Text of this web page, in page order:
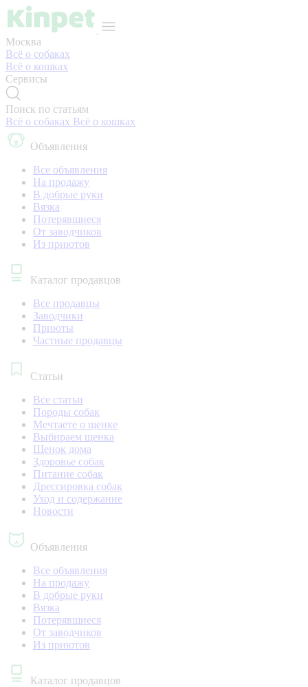
Москва
Всё о собаках
Всё о кошках
Сервисы
Поиск по статьям
Всё о собаках Всё о кошках
Объявления
Все объявления
На продажу
В добрые руки
Вязка
Потерявшиеся
От заводчиков
Из приютов
Каталог продавцов
Все продавцы
Заводчики
Приюты
Частные продавцы
Статьи
Все статьи
Породы собак
Мечтаете о щенке
Выбираем щенка
Щенок дома
Здоровье собак
Питание собак
Дрессировка собак
Уход и содержание
Новости
Объявления
Все объявления
На продажу
В добрые руки
Вязка
Потерявшиеся
От заводчиков
Из приютов
Каталог продавцов